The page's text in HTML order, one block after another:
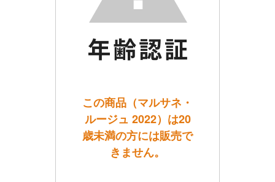
この商品（マルサネ・
ルージュ 2022）は20
歳未満の方には販売で
きません。